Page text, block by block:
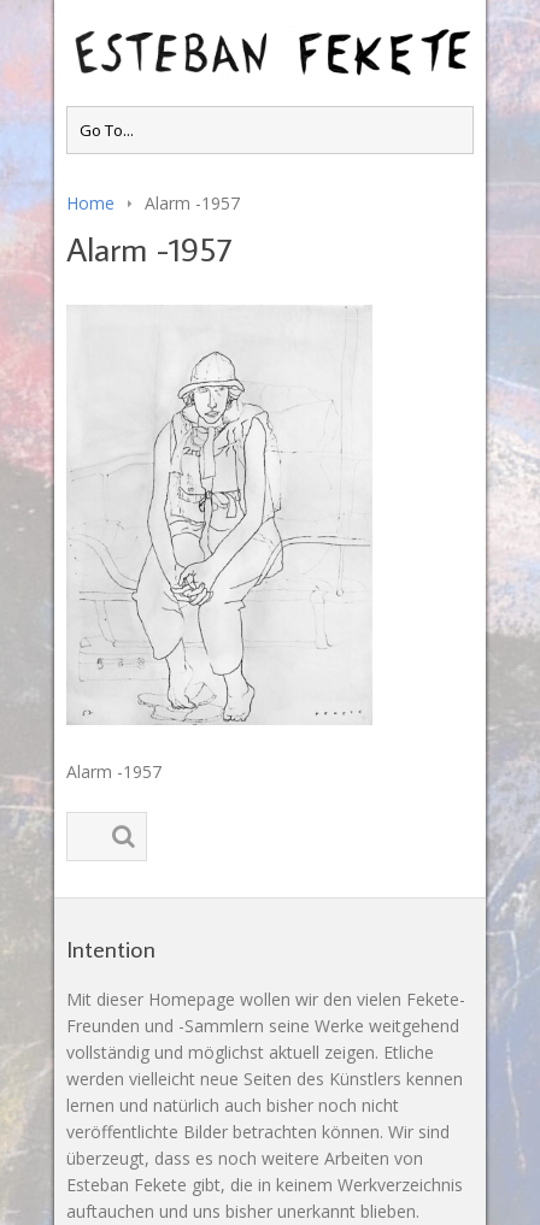
Home Alarm -1957
Alarm -1957
Alarm -1957
Intention
Mit dieser Homepage wollen wir den vielen Fekete-
Freunden und -Sammlern seine Werke weitgehend
vollständig und möglichst aktuell zeigen. Etliche
werden vielleicht neue Seiten des Künstlers kennen
lernen und natürlich auch bisher noch nicht
veröffentlichte Bilder betrachten können. Wir sind
überzeugt, dass es noch weitere Arbeiten von
Esteban Fekete gibt, die in keinem Werkverzeichnis
auftauchen und uns bisher unerkannt blieben.